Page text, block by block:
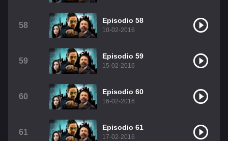
58
Episodio 58
10-02-2016
59
Episodio 59
15-02-2016
60
Episodio 60
16-02-2016
61
Episodio 61
17-02-2016